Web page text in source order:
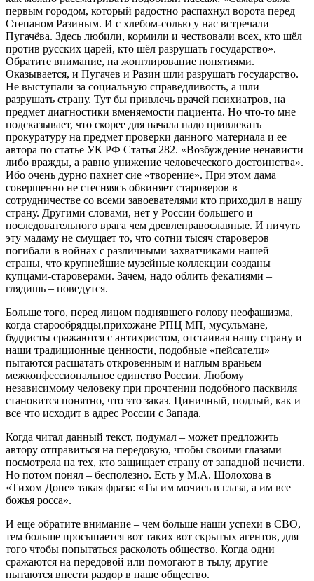
первым городом, который радостно распахнул ворота перед
Степаном Разиным. И с хлебом-солью у нас встречали
Пугачёва. Здесь любили, кормили и чествовали всех, кто шёл
против русских царей, кто шёл разрушать государство».
Обратите внимание, на жонглирование понятиями.
Оказывается, и Пугачев и Разин шли разрушать государство.
Не выступали за социальную справедливость, а шли
разрушать страну. Тут бы привлечь врачей психиатров, на
предмет диагностики вменяемости пациента. Но что-то мне
подсказывает, что скорее для начала надо привлекать
прокуратуру на предмет проверки данного материала и ее
автора по статье УК РФ Статья 282. «Возбуждение ненависти
либо вражды, а равно унижение человеческого достоинства».
Ибо очень дурно пахнет сие «творение». При этом дама
совершенно не стесняясь обвиняет староверов в
сотрудничестве со всеми завоевателями кто приходил в нашу
страну. Другими словами, нет у России большего и
последовательного врага чем древлеправославные. И ничуть
эту мадаму не смущает то, что сотни тысяч староверов
погибали в войнах с различными захватчиками нашей
страны, что крупнейшие музейные коллекции созданы
купцами-староверами. Зачем, надо облить фекалиями –
глядишь – поведутся.
Больше того, перед лицом поднявшего голову неофашизма,
когда старообрядцы,прихожане РПЦ МП, мусульмане,
буддисты сражаются с антихристом, отстаивая нашу страну и
наши традиционные ценности, подобные «пейсатели»
пытаются расшатать откровенным и наглым враньем
межконфессиональное единство России. Любому
независимому человеку при прочтении подобного пасквиля
становится понятно, что это заказ. Циничный, подлый, как и
все что исходит в адрес России с Запада.
Когда читал данный текст, подумал – может предложить
автору отправиться на передовую, чтобы своими глазами
посмотрела на тех, кто защищает страну от западной нечисти.
Но потом понял – бесполезно. Есть у М.А. Шолохова в
«Тихом Доне» такая фраза: «Ты им мочись в глаза, а им все
божья росса».
И еще обратите внимание – чем больше наши успехи в СВО,
тем больше просыпается вот таких вот скрытых агентов, для
того чтобы попытаться расколоть общество. Когда одни
сражаются на передовой или помогают в тылу, другие
пытаются внести раздор в наше общество.